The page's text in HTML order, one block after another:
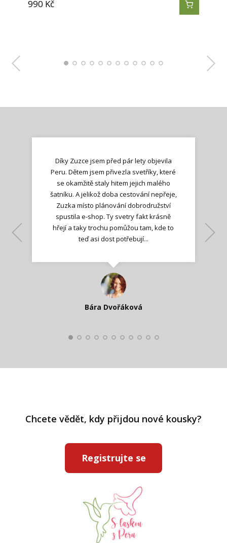
990 Kč
990 Kč
990 Kč
1 690Kč
1 690Kč
1 690Kč
1 690Kč
1 690Kč
1 690Kč
1 690Kč
1 690Kč
1 690Kč
Díky Zuzce jsem před pár lety objevila
Peru. Dětem jsem přivezla svetříky, které
se okamžitě staly hitem jejich malého
šatníku. A jelikož doba cestování nepřeje,
Zuzka místo plánování dobrodružství
spustila e-shop. Ty svetry fakt krásně
hřejí a taky trochu pomůžou tam, kde to
teď asi dost potřebují...
Bára Dvořáková
Jana T.
Kateřina Veleta Štěpánová
Ilona M.
Lenka K.
Nadšená zpráva
Katka Perháčová
Smolková
Lenka K.
Chcete vědět, kdy přijdou nové kousky?
Registrujte se